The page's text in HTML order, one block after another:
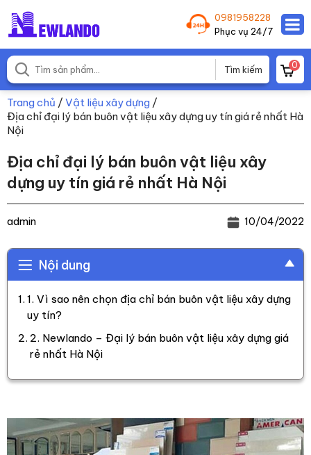
0981958228
Phục vụ 24/7
0
Trang chủ / Vật liệu xây dựng /
Địa chỉ đại lý bán buôn vật liệu xây dựng uy tín giá rẻ nhất Hà
Nội
Địa chỉ đại lý bán buôn vật liệu xây
dựng uy tín giá rẻ nhất Hà Nội
admin 10/04/2022
Nội dung
1. Vì sao nên chọn địa chỉ bán buôn vật liệu xây dựng
uy tín?
2. Newlando – Đại lý bán buôn vật liệu xây dựng giá
rẻ nhất Hà Nội